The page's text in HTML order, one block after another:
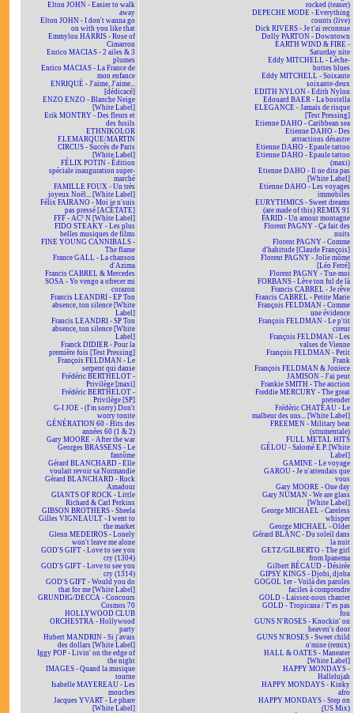
Elton JOHN - Easier to walk
away
Elton JOHN - I don't wanna go
on with you like that
Emmylou HARRIS - Rose of
Cimarron
Enrico MACIAS - 2 ailes & 3
plumes
Enrico MACIAS - La France de
mon enfance
ENRIQUÉ - J'aime, J'aime...
[dédicacé]
ENZO ENZO - Blanche Neige
[White Label]
Erik MONTRY - Des fleurs et
des fusils
ETHNIKOLOR
F.LEMARQUE/MARTIN
CIRCUS - Succès de Paris
[White Label]
FÉLIX POTIN - Édition
spéciale inauguration super-
marché
FAMILLE FOUX - Un très
joyeux Noël... [White Label]
Félix FAIRANO - Moi je n'suis
pas pressé [ACÉTATE]
FFF - AC² N [White Label]
FIDO STEAKY - Les plus
belles musiques de films
FINE YOUNG CANNIBALS -
The flame
France GALL - La chanson
d'Azima
Francis CABREL & Mercedes
SOSA - Yo vengo a ofrecer mi
corazon
Francis LEANDRI - EP Ton
absence, ton silence [White
Label]
Francis LEANDRI - SP Ton
absence, ton silence [White
Label]
Franck DIDIER - Pour la
première fois [Test Pressing]
François FELDMAN - Le
serpent qui danse
Frédéric BERTHELOT -
Privilège [maxi]
Frédéric BERTHELOT -
Privilège [SP]
G-I JOE - (I'm sorry) Don't
worry tonite
GÉNÉRATION 60 - Hits des
années 60 (1 & 2)
Gary MOORE - After the war
Georges BRASSENS - Le
fantôme
Gérard BLANCHARD - Elle
voulait revoir sa Normandie
Gérard BLANCHARD - Rock
Amadour
GIANTS OF ROCK - Little
Richard & Carl Perkins
GIBSON BROTHERS - Sheela
Gilles VIGNEAULT - I went to
the market
Glenn MEDEIROS - Lonely
won't leave me alone
GOD'S GIFT - Love to see you
cry (1304)
GOD'S GIFT - Love to see you
cry (1314)
GOD'S GIFT - Would you do
that for me [White Label]
GRUNDIG/DECCA - Concours
Cosmos 70
HOLLYWOOD CLUB
ORCHESTRA - Hollywood
party
Hubert MANDRIN - Si j'avais
des dollars [White Label]
Iggy POP - Livin' on the edge of
the night
IMAGES - Quand la musique
tourne
Isabelle MAYEREAU - Les
mouches
Jacques YVART - Le phare
[White Label]
rocked (teaser)
DEPECHE MODE - Everything
counts (live)
Dick RIVERS - Je t'ai reconnue
Dolly PARTON - Downtown
EARTH WIND & FIRE -
Saturday nite
Eddy MITCHELL - Lèche-
bottes blues
Eddy MITCHELL - Soixante
soixante-deux
EDITH NYLON - Edith Nylon
Edouard BAER - La bostella
ELEGANCE - Jamais de risque
[Test Pressing]
Etienne DAHO - Caribbean sea
Etienne DAHO - Des
attractions désastre
Etienne DAHO - Epaule tattoo
Etienne DAHO - Epaule tattoo
(maxi)
Etienne DAHO - Il ne dira pas
[White Label]
Etienne DAHO - Les voyages
immobiles
EURYTHMICS - Sweet dreams
(are made of this) REMIX 91
FARID - Un amour montagne
Florent PAGNY - Ça fait des
nuits
Florent PAGNY - Comme
d'habitude [Claude François]
Florent PAGNY - Jolie môme
[Léo Ferré]
Florent PAGNY - Tue-moi
FORBANS - Lève ton ful de là
Francis CABREL - Je rêve
Francis CABREL - Petite Marie
François FELDMAN - Comme
une évidence
François FELDMAN - Le p'tit
cireur
François FELDMAN - Les
valses de Vienne
François FELDMAN - Petit
Frank
François FELDMAN & Joniece
JAMISON - J'ai peur
Frankie SMITH - The auction
Freddie MERCURY - The great
pretender
Frédéric CHATEAU - Le
malheur des uns... [White Label]
FREEMEN - Military beat
(strumentale)
FULL METAL HITS
GÉLOU - Salomé E.P. [White
Label]
GAMINE - Le voyage
GAROU - Je n'attendais que
vous
Gary MOORE - One day
Gary NUMAN - We are glass
[White Label]
George MICHAEL - Careless
whisper
George MICHAEL - Older
Gérard BLANC - Du soleil dans
la nuit
GETZ/GILBERTO - The girl
from Ipanema
Gilbert BÉCAUD - Désirée
GIPSY KINGS - Djobi, djoba
GOGOL 1er - Voilà des paroles
faciles à comprendre
GOLD - Laissez-nous chanter
GOLD - Tropicana / T'es pas
fou
GUNS N'ROSES - Knockin' on
heaven's door
GUNS N'ROSES - Sweet child
o'mine (remix)
HALL & OATES - Maneater
[White Label]
HAPPY MONDAYS -
Hallelujah
HAPPY MONDAYS - Kinky
afro
HAPPY MONDAYS - Step on
(US Mix)